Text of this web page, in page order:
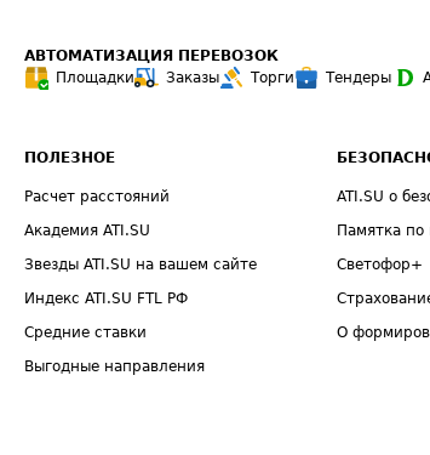
АВТОМАТИЗАЦИЯ ПЕРЕВОЗОК
Площадки
Заказы Торги Тендеры
ПОЛЕЗНОЕ
Расчет расстояний
Академия ATI.SU
Звезды ATI.SU на вашем сайте
Индекс ATI.SU FTL РФ
Средние ставки
Выгодные направления
ATI.SU о
Памятка по
Светофор+
О